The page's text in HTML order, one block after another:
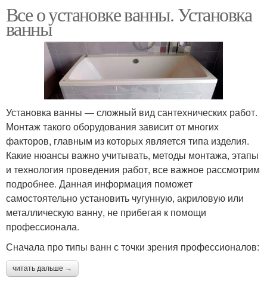
Все о установке ванны. Установка
ванны
Установка ванны — сложный вид сантехнических работ.
Монтаж такого оборудования зависит от многих
факторов, главным из которых является типа изделия.
Какие нюансы важно учитывать, методы монтажа, этапы
и технология проведения работ, все важное рассмотрим
подробнее. Данная информация поможет
самостоятельно установить чугунную, акриловую или
металлическую ванну, не прибегая к помощи
профессионала.
Сначала про типы ванн с точки зрения профессионалов:
читать дальше →